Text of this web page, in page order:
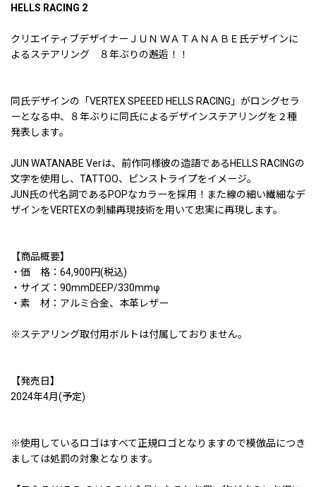
HELLS RACING 2
クリエイティブデザイナーＪＵＮ ＷＡＴＡＮＡＢＥ氏デザインに
よるステアリング ８年ぶりの邂逅！！
同氏デザインの「VERTEX SPEEED HELLS RACING」がロングセラ
ーとなる中、８年ぶりに同氏によるデザインステアリングを２種
発表します。
JUN WATANABE Verは、前作同様彼の造語であるHELLS RACINGの
文字を使用し、TATTOO、ピンストライプをイメージ。
JUN氏の代名詞であるPOPなカラーを採用！また線の細い繊細なデ
ザインをVERTEXの刺繍再現技術を用いて忠実に再現します。
【商品概要】
・価 格：64,900円(税込)
・サイズ：90mmDEEP/330mmφ
・素 材：アルミ合金、本革レザー
※ステアリング取付用ボルトは付属しておりません。
【発売日】
2024年4月(予定)
※使用しているロゴはすべて正規ロゴとなりますので模倣品につき
ましては処罰の対象となります。